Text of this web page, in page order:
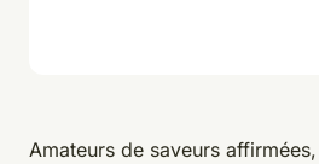
Amateurs de saveurs